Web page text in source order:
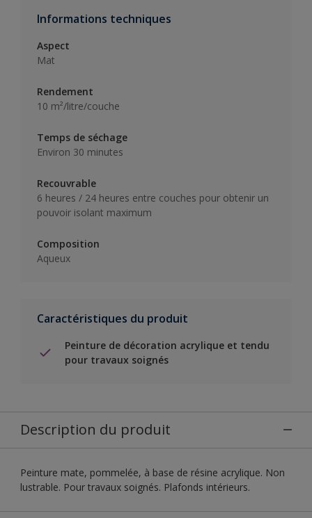
Informations techniques
Aspect
Mat
Rendement
10 m²/litre/couche
Temps de séchage
Environ 30 minutes
Recouvrable
6 heures / 24 heures entre couches pour obtenir un
pouvoir isolant maximum
Composition
Aqueux
Caractéristiques du produit
Peinture de décoration acrylique et tendu
pour travaux soignés
Description du produit
Peinture mate, pommelée, à base de résine acrylique. Non
lustrable. Pour travaux soignés. Plafonds intérieurs.